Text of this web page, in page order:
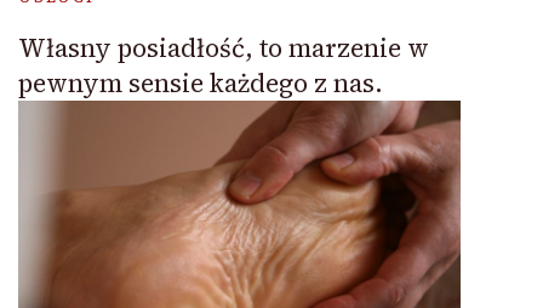
Własny posiadłość, to marzenie w
pewnym sensie każdego z nas.